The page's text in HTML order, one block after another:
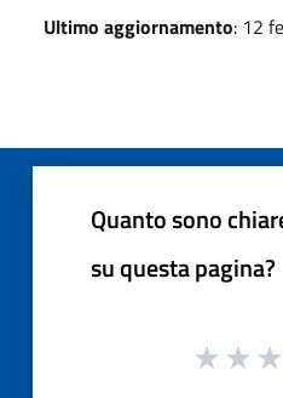
Ultimo aggiornamento: 12
Quanto sono
su questa pagina?